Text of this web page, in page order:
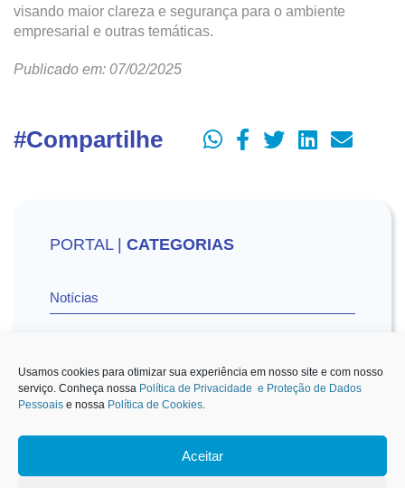
Usamos cookies para otimizar sua experiência em nosso site e com nosso
serviço. Conheça nossa Política de Privacidade e Proteção de Dados
Pessoais e nossa Política de Cookies.
Aceitar
visando maior clareza e segurança para o ambiente
empresarial e outras temáticas.
Publicado em: 07/02/2025
#Compartilhe
PORTAL | CATEGORIAS
Notícias